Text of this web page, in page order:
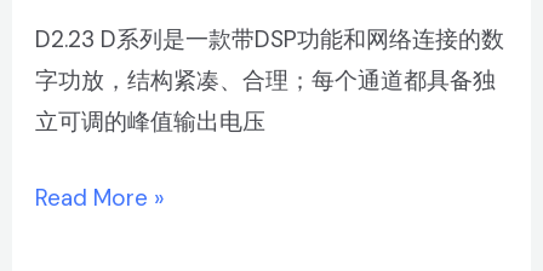
D2.23 D系列是一款带DSP功能和网络连接的数
字功放，结构紧凑、合理；每个通道都具备独
立可调的峰值输出电压
Read More »